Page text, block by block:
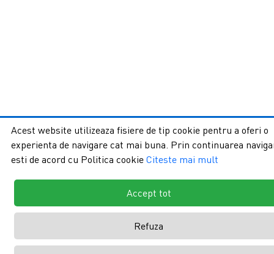
Acest website utilizeaza fisiere de tip cookie pentru a oferi o
experienta de navigare cat mai buna. Prin continuarea
esti de acord cu Politica cookie Citeste mai mult
Accept tot
Refuza